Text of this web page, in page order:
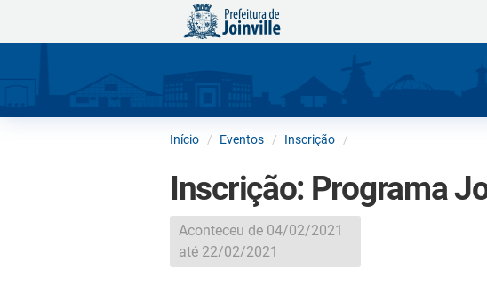
Início Eventos Inscrição
Inscrição: Programa
Aconteceu de 04/02/2021
até 22/02/2021